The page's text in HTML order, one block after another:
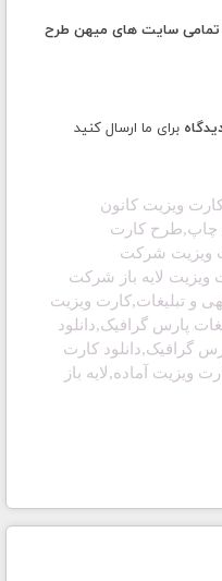
تمامی سایت های میهن طرح
برای ما ارسال کنید
ویزیت کانون
چاپ,طرح کارت
ویزیت شرکت
ویزیت لایه باز شرکت
و تبلیغات,کارت ویزیت
پارس گرافیک,دانلود
گرافیک,دانلود کارت
ویزیت آماده,لایه باز